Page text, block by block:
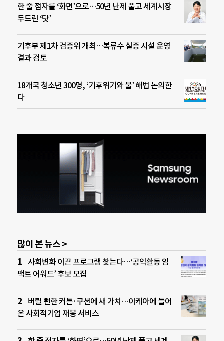
한 줄 점자를 ‘화면’으로…50년 난제 풀고 세계시장
두드린 ‘닷’
기후부 제1차 검증위 개최…복류수 실증 시설 운영
결과 검토
18개국 청소년 300명, ‘기후위기와 물’ 해법 논의한
다
많이 본 뉴스 >
사회변화 이끈 프로그램 찾는다…‘공익활동 임
팩트 어워드’ 후보 모집
버릴 뻔한 커튼·쿠션에 새 가치…이케아에 들어
온 사회적기업 재봉 서비스